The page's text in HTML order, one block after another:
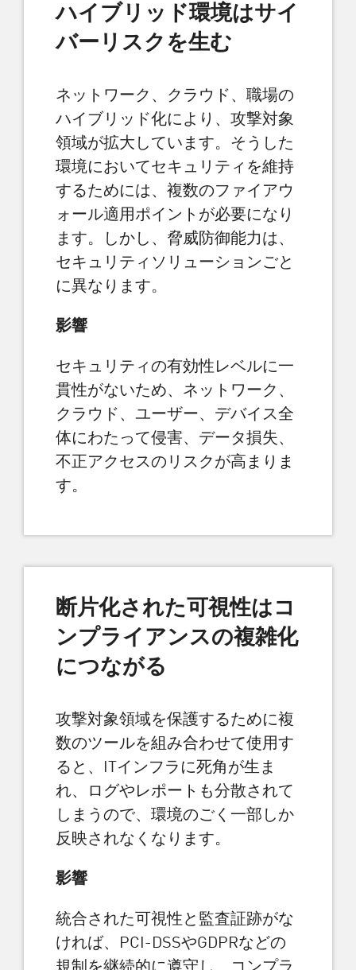
ハイブリッド環境はサイ
バーリスクを生む
ネットワーク、クラウド、職場の
ハイブリッド化により、攻撃対象
領域が拡大しています。そうした
環境においてセキュリティを維持
するためには、複数のファイアウ
ォール適用ポイントが必要になり
ます。しかし、脅威防御能力は、
セキュリティソリューションごと
に異なります。
影響
セキュリティの有効性レベルに一
貫性がないため、ネットワーク、
クラウド、ユーザー、デバイス全
体にわたって侵害、データ損失、
不正アクセスのリスクが高まりま
す。
断片化された可視性はコ
ンプライアンスの複雑化
につながる
攻撃対象領域を保護するために複
数のツールを組み合わせて使用す
ると、ITインフラに死角が生ま
れ、ログやレポートも分散されて
しまうので、環境のごく一部しか
反映されなくなります。
影響
統合された可視性と監査証跡がな
ければ、PCI-DSSやGDPRなどの
規制を継続的に遵守し、コンプラ